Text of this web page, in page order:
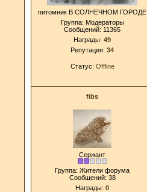
питомник В СОЛНЕЧНОМ ГОРОДЕ
Группа: Модераторы
Сообщений: 11365
Награды: 49
Репутация: 34
Статус: Offline
fibs
Сержант
Группа: Жители форума
Сообщений: 38
Награды: 0